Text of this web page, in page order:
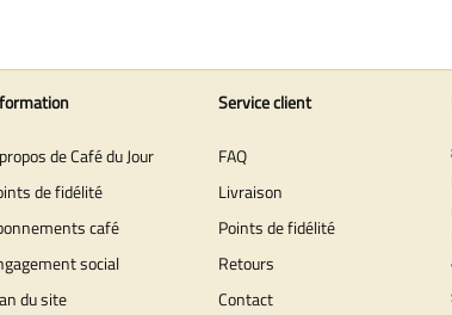
de Café du Jour
de fidélité
café
social
du site
Service client
FAQ
Livraison
Points de fidélité
Retours
Contact